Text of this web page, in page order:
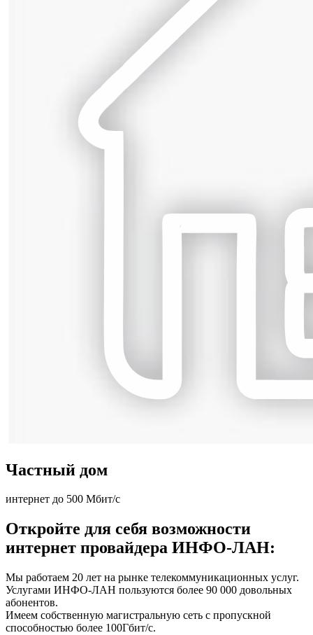
Частный дом
интернет до 500 Мбит/с
Откройте для себя возможности
интернет провайдера ИНФО-ЛАН:
Мы работаем 20 лет на рынке телекоммуникационных услуг.
Услугами ИНФО-ЛАН пользуются более 90 000 довольных
абонентов.
Имеем собственную магистральную сеть с пропускной
способностью более 100Гбит/с.